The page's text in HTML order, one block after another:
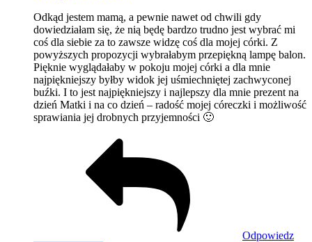
Odkąd jestem mamą, a pewnie nawet od chwili gdy
dowiedziałam się, że nią będę bardzo trudno jest wybrać mi
coś dla siebie za to zawsze widzę coś dla mojej córki. Z
powyższych propozycji wybrałabym przepiękną lampę balon.
Pięknie wyglądałaby w pokoju mojej córki a dla mnie
najpiękniejszy byłby widok jej uśmiechniętej zachwyconej
buźki. I to jest najpiękniejszy i najlepszy dla mnie prezent na
dzień Matki i na co dzień – radość mojej córeczki i możliwość
sprawiania jej drobnych przyjemności 🙂
Odpowiedz